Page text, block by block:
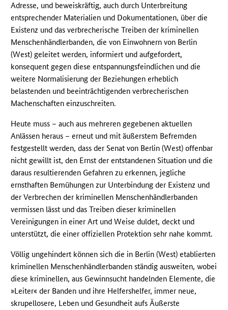
Adresse, und beweiskräftig, auch durch Unterbreitung
entsprechender Materialien und Dokumentationen, über die
Existenz und das verbrecherische Treiben der kriminellen
Menschenhändlerbanden, die von Einwohnern von Berlin
(West) geleitet werden, informiert und aufgefordert,
konsequent gegen diese entspannungsfeindlichen und die
weitere Normalisierung der Beziehungen erheblich
belastenden und beeinträchtigenden verbrecherischen
Machenschaften einzuschreiten.
Heute muss – auch aus mehreren gegebenen aktuellen
Anlässen heraus – erneut und mit äußerstem Befremden
festgestellt werden, dass der Senat von Berlin (West) offenbar
nicht gewillt ist, den Ernst der entstandenen Situation und die
daraus resultierenden Gefahren zu erkennen, jegliche
ernsthaften Bemühungen zur Unterbindung der Existenz und
der Verbrechen der kriminellen Menschenhändlerbanden
vermissen lässt und das Treiben dieser kriminellen
Vereinigungen in einer Art und Weise duldet, deckt und
unterstützt, die einer offiziellen Protektion sehr nahe kommt.
Völlig ungehindert können sich die in Berlin (West) etablierten
kriminellen Menschenhändlerbanden ständig ausweiten, wobei
diese kriminellen, aus Gewinnsucht handelnden Elemente, die
»Leiter« der Banden und ihre Helfershelfer, immer neue,
skrupellosere, Leben und Gesundheit aufs Äußerste